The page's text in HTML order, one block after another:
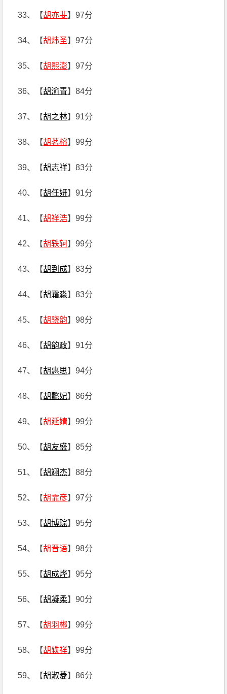
33、【胡亦斐】97分
34、【胡炜圣】97分
35、【胡熙澎】97分
36、【胡渝青】84分
37、【胡之林】91分
38、【胡茗榕】99分
39、【胡志祥】83分
40、【胡任妍】91分
41、【胡祥浩】99分
42、【胡轶轲】99分
43、【胡到成】83分
44、【胡霜淼】83分
45、【胡骁韵】98分
46、【胡韵政】91分
47、【胡惠思】94分
48、【胡懿妃】86分
49、【胡延婧】99分
50、【胡友盛】85分
51、【胡翊杰】88分
52、【胡霏彦】97分
53、【胡博琮】95分
54、【胡晋语】98分
55、【胡成烨】95分
56、【胡凝柔】90分
57、【胡羽郴】99分
58、【胡轶祥】99分
59、【胡淑菱】86分